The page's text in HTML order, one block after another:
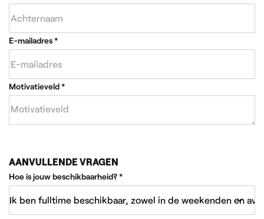
E-mailadres*
Motivatieveld*
AANVULLENDE VRAGEN
Hoe is jouw beschikbaarheid?*